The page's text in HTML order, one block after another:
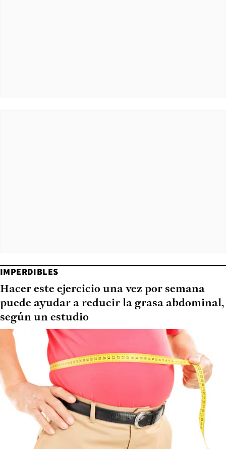
IMPERDIBLES
Hacer este ejercicio una vez por semana
puede ayudar a reducir la grasa abdominal,
según un estudio